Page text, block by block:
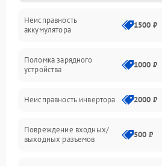
Звук и индикация
Механические повреждения
Неисправность
аккумулятора
1500 ₽
Поломка зарядного
устройства
1000 ₽
Неисправность инвертора 2000 ₽
Повреждение входных/
выходных разъемов
500 ₽